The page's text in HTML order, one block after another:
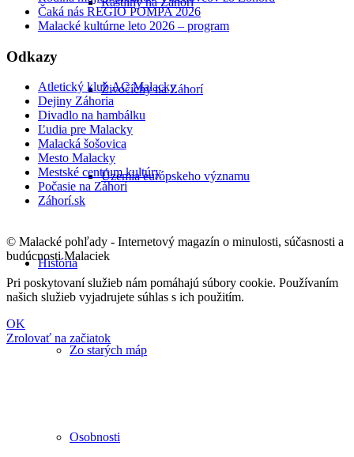
Živočíchy na Záhorí
Územia európskeho významu
História
Zo starých máp
Osobnosti
Čaká nás REGIO POMPA 2026
Malacké kultúrne leto 2026 – program
Odkazy
Atletický klub AC Malacky
Dejiny Záhoria
Divadlo na hambálku
Ľudia pre Malacky
Malacká šošovica
Mesto Malacky
Mestské centrum kultúry
Počasie na Záhorí
Záhorí.sk
© Malacké pohľady - Internetový magazín o minulosti, súčasnosti a
budúcnosti Malaciek
Pri poskytovaní služieb nám pomáhajú súbory cookie. Používaním
našich služieb vyjadrujete súhlas s ich použitím.
OK
Zrolovať na začiatok